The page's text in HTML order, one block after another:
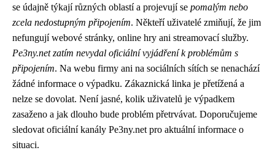
se údajně týkají různých oblastí a projevují se pomalým nebo
zcela nedostupným připojením. Někteří uživatelé zmiňují, že jim
nefungují webové stránky, online hry ani streamovací služby.
Pe3ny.net zatím nevydal oficiální vyjádření k problémům s
připojením. Na webu firmy ani na sociálních sítích se nenachází
žádné informace o výpadku. Zákaznická linka je přetížená a
nelze se dovolat. Není jasné, kolik uživatelů je výpadkem
zasaženo a jak dlouho bude problém přetrvávat. Doporučujeme
sledovat oficiální kanály Pe3ny.net pro aktuální informace o
situaci.